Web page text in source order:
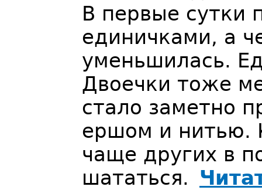
В первые сутки
единичками, а
уменьшилась.
Двоечки тоже
стало заметно
ершом и нитью.
чаще других в
шататься.